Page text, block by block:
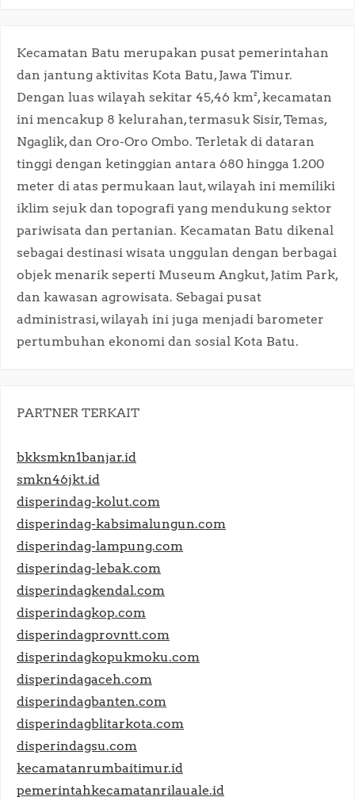
Kecamatan Batu merupakan pusat pemerintahan
dan jantung aktivitas Kota Batu, Jawa Timur.
Dengan luas wilayah sekitar 45,46 km², kecamatan
ini mencakup 8 kelurahan, termasuk Sisir, Temas,
Ngaglik, dan Oro-Oro Ombo. Terletak di dataran
tinggi dengan ketinggian antara 680 hingga 1.200
meter di atas permukaan laut, wilayah ini memiliki
iklim sejuk dan topografi yang mendukung sektor
pariwisata dan pertanian. Kecamatan Batu dikenal
sebagai destinasi wisata unggulan dengan berbagai
objek menarik seperti Museum Angkut, Jatim Park,
dan kawasan agrowisata. Sebagai pusat
administrasi, wilayah ini juga menjadi barometer
pertumbuhan ekonomi dan sosial Kota Batu.​
PARTNER TERKAIT
bkksmkn1banjar.id
smkn46jkt.id
disperindag-kolut.com
disperindag-kabsimalungun.com
disperindag-lampung.com
disperindag-lebak.com
disperindagkendal.com
disperindagkop.com
disperindagprovntt.com
disperindagkopukmoku.com
disperindagaceh.com
disperindagbanten.com
disperindagblitarkota.com
disperindagsu.com
kecamatanrumbaitimur.id
pemerintahkecamatanrilauale.id